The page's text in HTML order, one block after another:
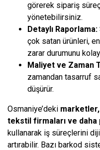
görerek sipariş
yönetebilirsiniz.
Detaylı Raporlama:
çok satan ürünleri,
zarar durumunu
Maliyet ve Zaman
zamandan tasarruf
düşürür.
Osmaniye’deki marketler,
tekstil firmaları ve
kullanarak iş süreçlerini
artırabilir. Bazı barkod